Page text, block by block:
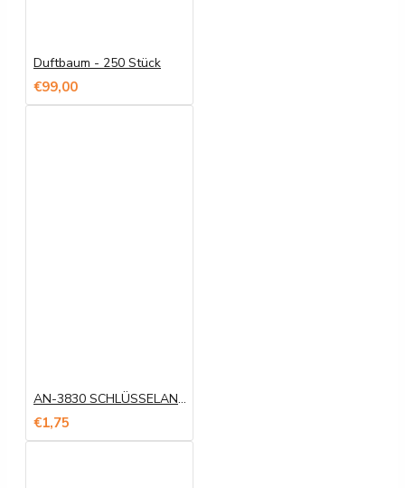
Duftbaum - 250 Stück
€99,00
AN-3830 SCHLÜSSELANHÄNGER
€1,75